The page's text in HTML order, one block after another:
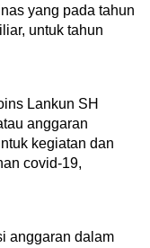
yang pada tahun
untuk tahun
Lankun SH
anggaran
kegiatan dan
covid-19,
anggaran dalam